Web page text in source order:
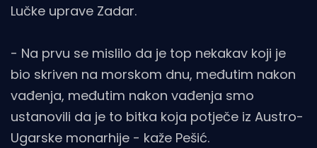
Lučke uprave Zadar.
- Na prvu se mislilo da je top nekakav koji je
bio skriven na morskom dnu, međutim nakon
vađenja, međutim nakon vađenja smo
ustanovili da je to bitka koja potječe iz Austro-
Ugarske monarhije - kaže Pešić.